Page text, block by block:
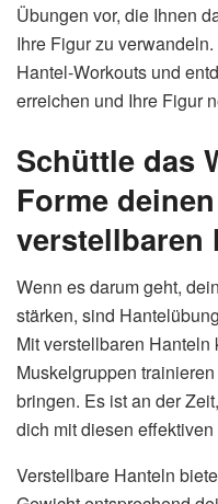
Übungen vor, die Ihnen
Ihre Figur zu
Hantel-Workouts und
erreichen und Ihre Figur
Schüttle das
Forme
verstellbaren
Wenn es darum geht,
stärken, sind
Mit verstellbaren
Muskelgruppen
bringen. Es ist an der
dich mit diesen
Verstellbare Hanteln